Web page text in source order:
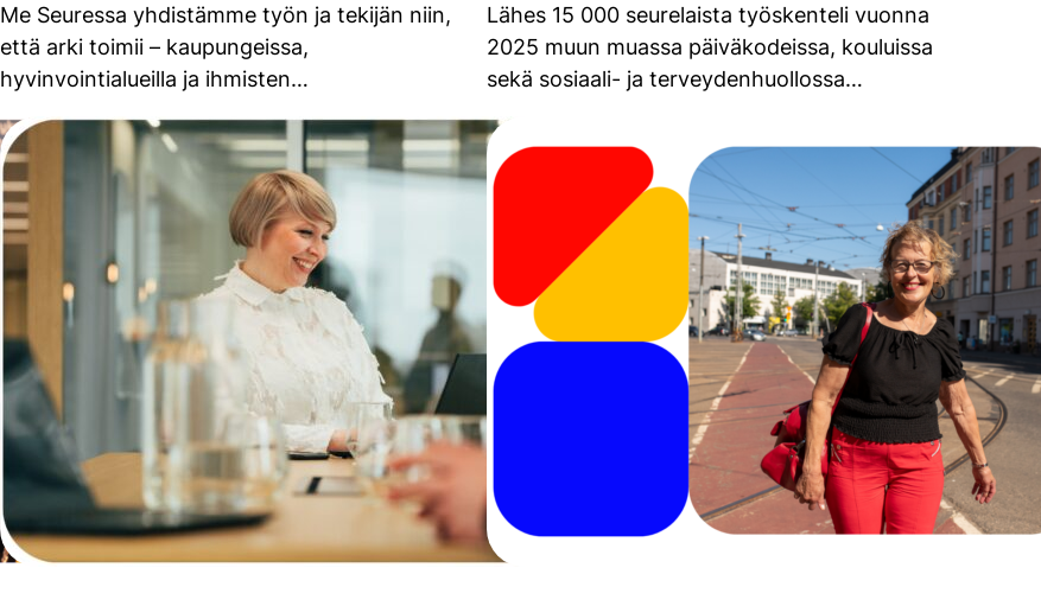
Me Seuressa yhdistämme työn ja tekijän niin,
että arki toimii – kaupungeissa,
hyvinvointialueilla ja ihmisten…
Lähes 15 000 seurelaista työskenteli vuonna
2025 muun muassa päiväkodeissa, kouluissa
sekä sosiaali- ja terveydenhuollossa…